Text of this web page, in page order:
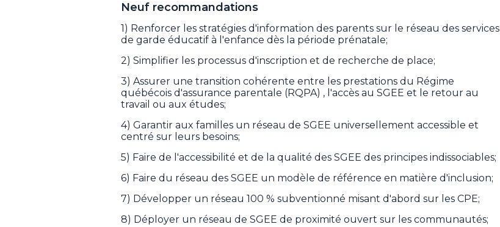
Neuf recommandations
1) Renforcer les stratégies d'information des parents sur le réseau des services
de garde éducatif à l'enfance dès la période prénatale;
2) Simplifier les processus d'inscription et de recherche de place;
3) Assurer une transition cohérente entre les prestations du Régime
québécois d'assurance parentale (RQPA) , l'accès au SGEE et le retour au
travail ou aux études;
4) Garantir aux familles un réseau de SGEE universellement accessible et
centré sur leurs besoins;
5) Faire de l'accessibilité et de la qualité des SGEE des principes indissociables;
6) Faire du réseau des SGEE un modèle de référence en matière d'inclusion;
7) Développer un réseau 100 % subventionné misant d'abord sur les CPE;
8) Déployer un réseau de SGEE de proximité ouvert sur les communautés;